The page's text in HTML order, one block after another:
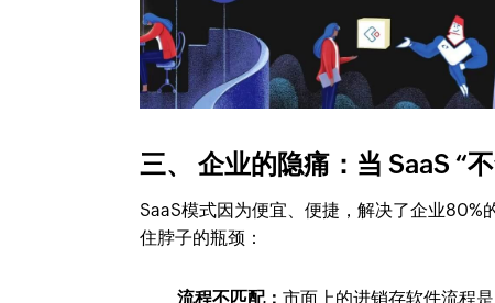
三、 企业的隐痛：当 SaaS “
SaaS模式因为便宜、便捷，解决了企业
住脖子的瓶颈：
流程不匹配：市面上的进销存软件流程